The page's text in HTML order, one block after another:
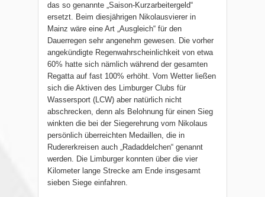
das so genannte „Saison-Kurzarbeitergeld“
ersetzt. Beim diesjährigen Nikolausvierer in
Mainz wäre eine Art „Ausgleich“ für den
Dauerregen sehr angenehm gewesen. Die vorher
angekündigte Regenwahrscheinlichkeit von etwa
60% hatte sich nämlich während der gesamten
Regatta auf fast 100% erhöht. Vom Wetter ließen
sich die Aktiven des Limburger Clubs für
Wassersport (LCW) aber natürlich nicht
abschrecken, denn als Belohnung für einen Sieg
winkten die bei der Siegerehrung vom Nikolaus
persönlich überreichten Medaillen, die in
Rudererkreisen auch „Radaddelchen“ genannt
werden. Die Limburger konnten über die vier
Kilometer lange Strecke am Ende insgesamt
sieben Siege einfahren.